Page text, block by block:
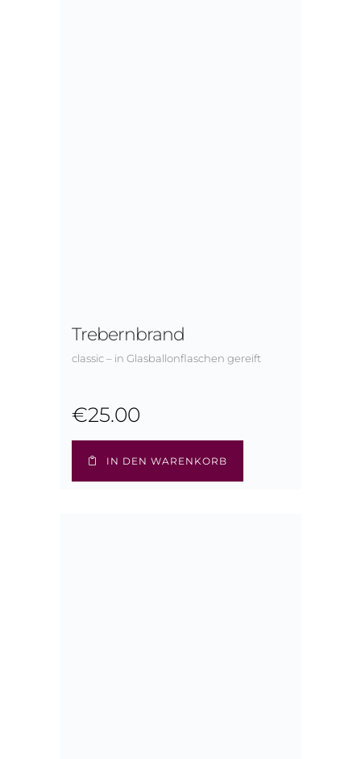
Trebernbrand
classic – in Glasballonflaschen gereift
€25.00
IN DEN WARENKORB